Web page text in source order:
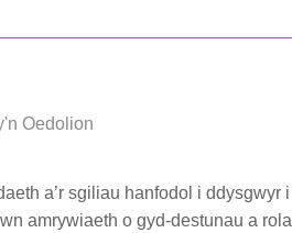
Oedolion
a’r sgiliau hanfodol i
amrywiaeth o gyd-destunau a